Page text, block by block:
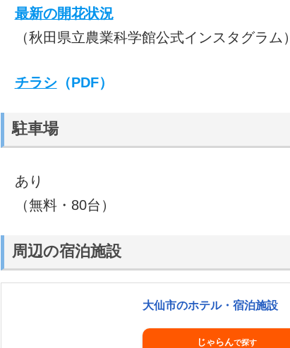
最新の開花状況
（秋田県立農業科学館公式インスタグラム）
チラシ（PDF）
駐車場
あり
（無料・80台）
周辺の宿泊施設
大仙市のホテル・宿泊施設
じゃらん